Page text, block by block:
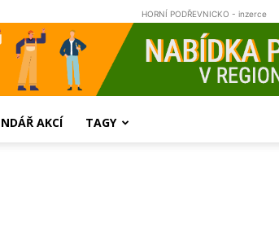
HORNÍ PODŘEVNICKO - inzerce
AKCÍ TAGY